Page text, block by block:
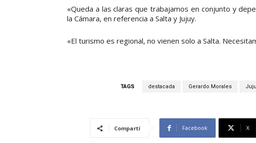
«Queda a las claras que trabajamos en conjunto y
la Cámara, en referencia a Salta y Jujuy.
«El turismo es regional, no vienen solo a Salta.
TAGS destacada Gerardo Morales
Compartí Facebook X